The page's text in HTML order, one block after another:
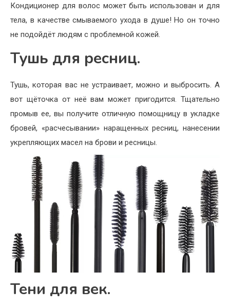
Кондиционер для волос может быть использован и для
тела, в качестве смываемого ухода в душе! Но он точно
не подойдёт людям с проблемной кожей.
Тушь для ресниц.
Тушь, которая вас не устраивает, можно и выбросить. А
вот щёточка от неё вам может пригодится. Тщательно
промыв ее, вы получите отличную помощницу в укладке
бровей, «расчесывании» наращенных ресниц, нанесении
укрепляющих масел на брови и ресницы.
Тени для век.